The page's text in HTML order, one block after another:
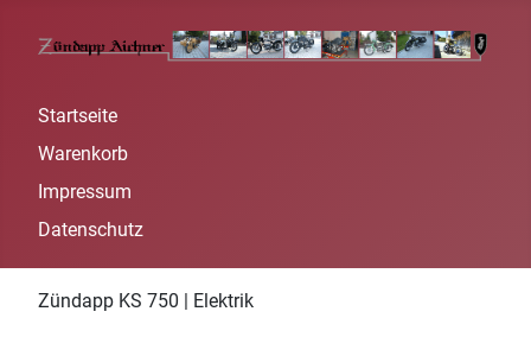
Startseite
Warenkorb
Impressum
Datenschutz
Zündapp KS 750 | Elektrik